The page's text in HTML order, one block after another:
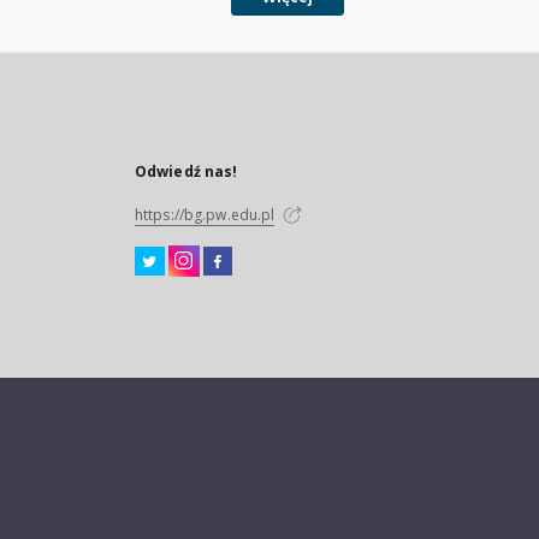
Odwiedź nas!
https://bg.pw.edu.pl